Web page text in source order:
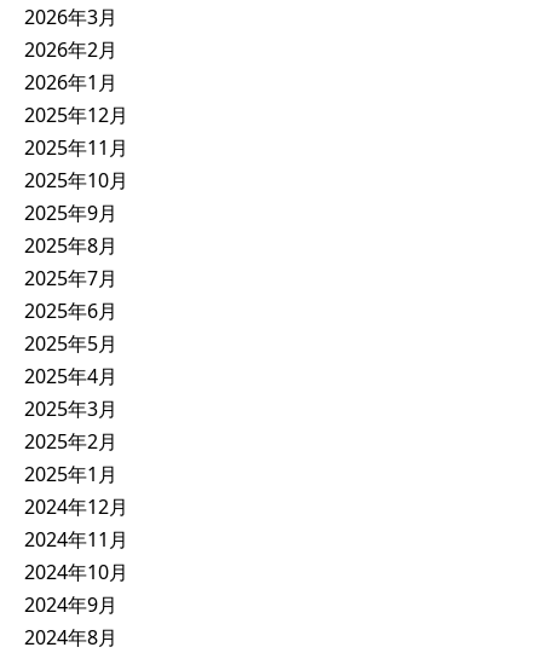
2026年3月
2026年2月
2026年1月
2025年12月
2025年11月
2025年10月
2025年9月
2025年8月
2025年7月
2025年6月
2025年5月
2025年4月
2025年3月
2025年2月
2025年1月
2024年12月
2024年11月
2024年10月
2024年9月
2024年8月